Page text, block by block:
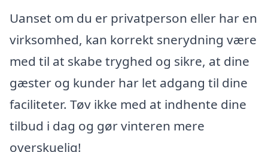
Uanset om du er privatperson eller har en
virksomhed, kan korrekt snerydning være
med til at skabe tryghed og sikre, at dine
gæster og kunder har let adgang til dine
faciliteter. Tøv ikke med at indhente dine
tilbud i dag og gør vinteren mere
overskuelig!